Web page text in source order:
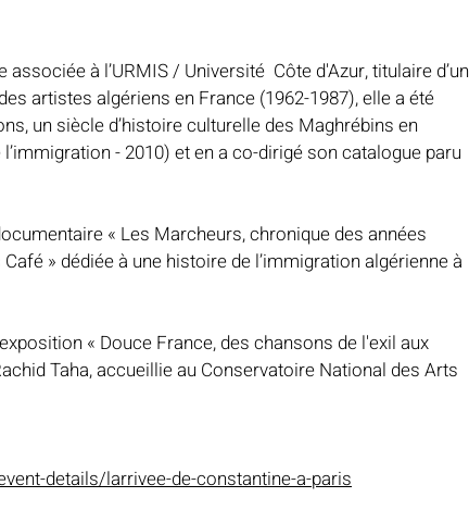
à l’URMIS / Université  Côte d'Azur, titulaire d’un
artistes algériens en France (1962-1987), elle a été
un siècle d’histoire culturelle des Maghrébins en
- 2010) et en a co-dirigé son catalogue paru
« Les Marcheurs, chronique des années
» dédiée à une histoire de l’immigration algérienne à
« Douce France, des chansons de l'exil aux
Taha, accueillie au Conservatoire National des Arts
details/larrivee-de-constantine-a-paris